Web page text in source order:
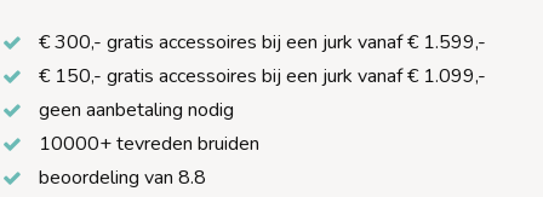
€ 300,- gratis accessoires bij een jurk vanaf € 1.599,-
€ 150,- gratis accessoires bij een jurk vanaf € 1.099,-
geen aanbetaling nodig
10000+ tevreden bruiden
beoordeling van 8.8